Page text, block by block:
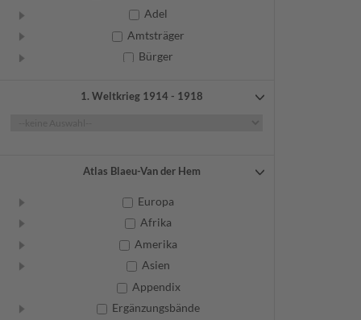
Adel
Amtsträger
Bürger
Geistliche
Weitere
1. Weltkrieg 1914 - 1918
Atlas Blaeu-Van der Hem
Europa
Afrika
Amerika
Asien
Appendix
Ergänzungsbände